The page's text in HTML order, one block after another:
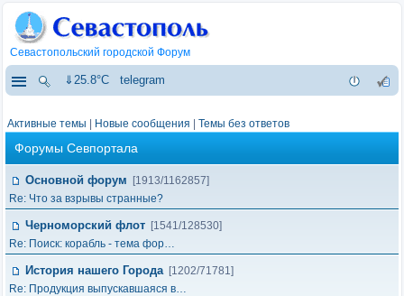
Севастопольский городской Форум
⇓25.8°C telegram
Активные темы Новые сообщения Темы без ответов
Форумы Севпортала
Основной форум
[1913/1162857]
Re: Что за взрывы странные?
Черноморский флот [1541/128530]
Re: Поиск: корабль - тема фор…
История нашего Города [1202/71781]
Re: Продукция выпускавшаяся в…